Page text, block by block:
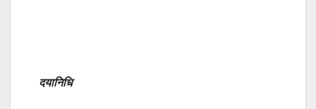
दयानिधि